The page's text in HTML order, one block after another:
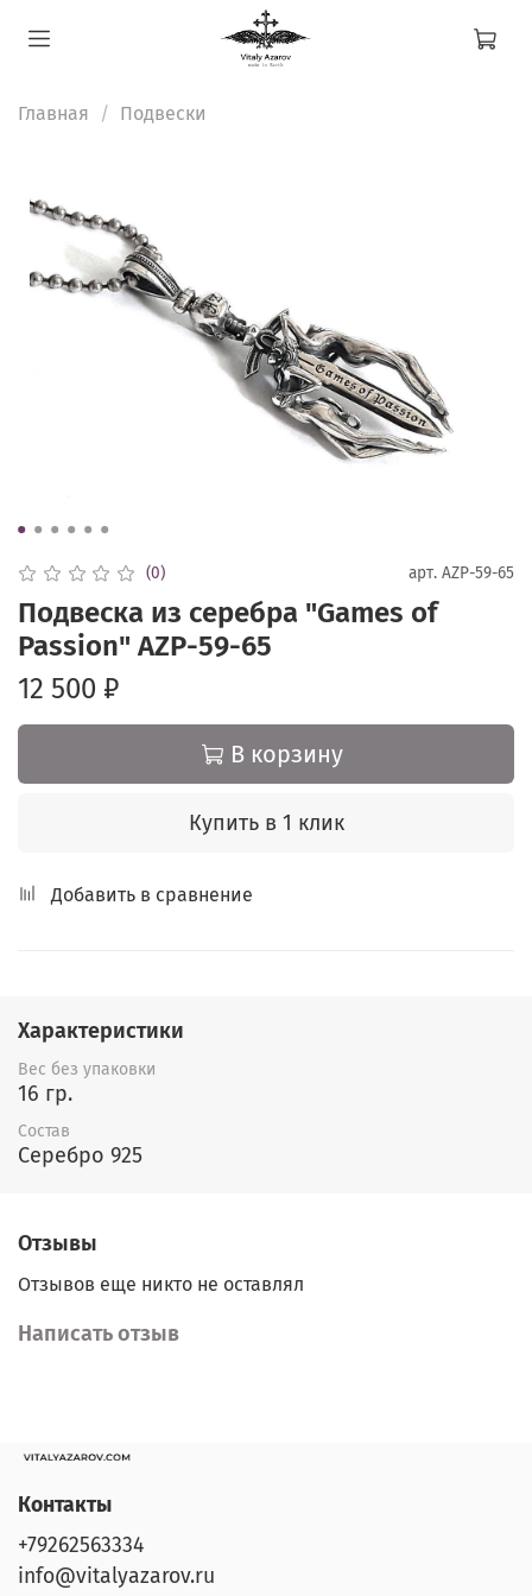
Главная Подвески
(0) арт. AZP-59-65
Подвеска из серебра "Games of
Passion" AZP-59-65
12 500 ₽
В корзину
Купить в 1 клик
Добавить в сравнение
Характеристики
Вес без упаковки
16 гр.
Состав
Серебро 925
Отзывы
Отзывов еще никто не оставлял
Написать отзыв
Контакты
+79262563334
info@vitalyazarov.ru